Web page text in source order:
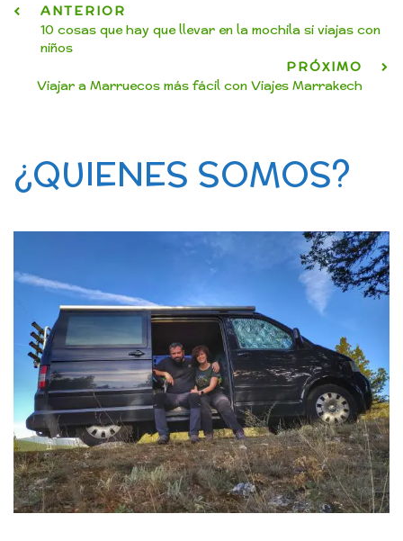
ANTERIOR
10 cosas que hay que llevar en la mochila si viajas con
niños
PRÓXIMO
Viajar a Marruecos más fácil con Viajes Marrakech
¿QUIENES SOMOS?